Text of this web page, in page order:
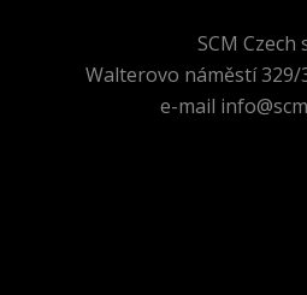
SCM Czech
Walterovo náměstí 329/
e-mail